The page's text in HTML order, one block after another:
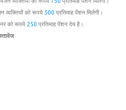
व्‍यक्तियों को रूपये 500 प्रतिमाह पेंशन मिलेगी।
को रूपये 250 प्रतिमाह पेंशन देय है।